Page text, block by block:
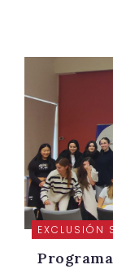
EXCLUSIÓN